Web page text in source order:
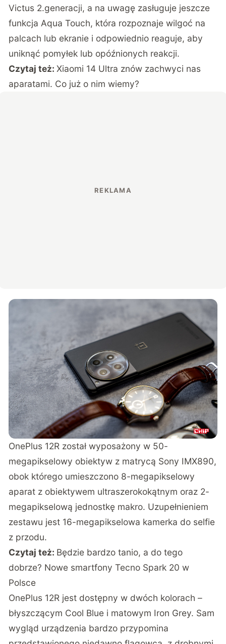
Victus 2.generacji, a na uwagę zasługuje jeszcze
funkcja Aqua Touch, która rozpoznaje wilgoć na
palcach lub ekranie i odpowiednio reaguje, aby
uniknąć pomyłek lub opóźnionych reakcji.
Czytaj też:Xiaomi 14 Ultra znów zachwyci nas
aparatami. Co już o nim wiemy?
OnePlus 12R został wyposażony w 50-
megapikselowy obiektyw z matrycą Sony IMX890,
obok którego umieszczono 8-megapikselowy
aparat z obiektywem ultraszerokokątnym oraz 2-
megapikselową jednostkę makro. Uzupełnieniem
zestawu jest 16-megapikselowa kamerka do selfie
z przodu.
Czytaj też: Będzie bardzo tanio, a do tego
dobrze? Nowe smartfony Tecno Spark 20 w
Polsce
OnePlus 12R jest dostępny w dwóch kolorach –
błyszczącym Cool Blue i matowym Iron Grey. Sam
wygląd urządzenia bardzo przypomina